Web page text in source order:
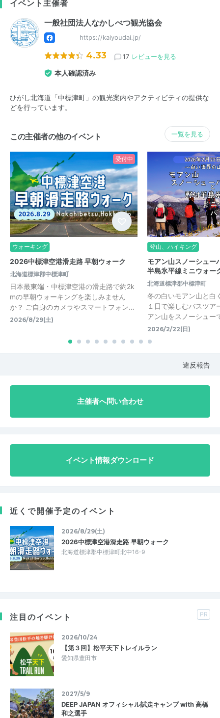
イベント主催者
一般社団法人なかしべつ観光協会
https://kaiyoudai.jp/
4.33 17 レビューを見る
本人確認済み
ひがし北海道「中標津町」の観光案内やアクティビティの提供な
どを行っています。
この主催者の他のイベント 一覧を見る
受付中
ウォーキング
2026中標津空港滑走路 早朝ウォーク
北海道標津郡中標津町
日本最東端・中標津空港の滑走路で約2k
mの早朝ウォーキングを楽しみません
か？ ご自身のカメラやスマートフォン…
2026/8/29(土)
登山、ハイキング
モアン山スノーシュー
半島氷平線ミニウォー
北海道標津郡中標津町
冬の白いモアン山と白
１日で楽しむバスツア
アン山をスノーシュー
2026/2/22(日)
違反報告
主催者へ問い合わせ
イベント情報ダウンロード
近くで開催予定のイベント
2026/8/29(土)
2026中標津空港滑走路 早朝ウォーク
北海道標津郡中標津町北中16-9
注目のイベント PR
2026/10/24
【第３回】松平天下トレイルラン
愛知県豊田市
2027/5/9
DEEP JAPAN オフィシャル試走キャンプ with 高橋
和之選手